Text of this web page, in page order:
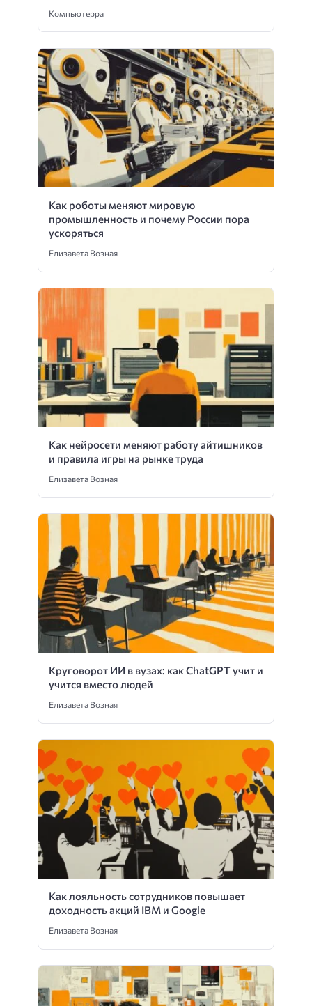
Компьютерра
Как роботы меняют мировую
промышленность и почему России пора
ускоряться
Елизавета Возная
Как нейросети меняют работу айтишников
и правила игры на рынке труда
Елизавета Возная
Круговорот ИИ в вузах: как ChatGPT учит и
учится вместо людей
Елизавета Возная
Как лояльность сотрудников повышает
доходность акций IBM и Google
Елизавета Возная